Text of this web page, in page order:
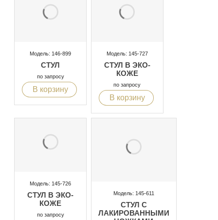
Модель: 146-899
СТУЛ
по запросу
В корзину
Модель: 145-727
СТУЛ В ЭКО-
КОЖЕ
по запросу
В корзину
Модель: 145-726
СТУЛ В ЭКО-
КОЖЕ
по запросу
Модель: 145-611
СТУЛ С
ЛАКИРОВАННЫМИ